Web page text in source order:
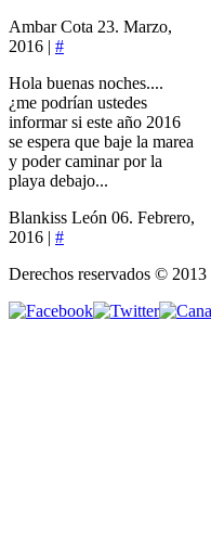
Ambar Cota 23. Marzo,
2016 | #
Hola buenas noches....
¿me podrían ustedes
informar si este año 2016
se espera que baje la marea
y poder caminar por la
playa debajo...
Blankiss León 06. Febrero,
2016 | #
Derechos reservados © 2013